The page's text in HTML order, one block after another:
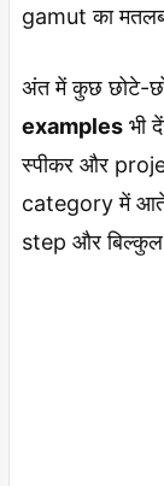
gamut का मतलब
अंत में कुछ छोटे-
examplesभी
स्पीकर और
category में
step और बिल्कुल